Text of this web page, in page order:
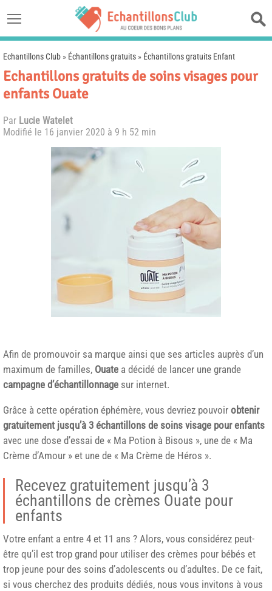
Echantillons Club » Échantillons gratuits » Échantillons gratuits Enfant
Echantillons gratuits de soins visages pour
enfants Ouate
Par Lucie Watelet
Modifié le 16 janvier 2020 à 9 h 52 min
Afin de promouvoir sa marque ainsi que ses articles auprès d’un
maximum de familles, Ouate a décidé de lancer une grande
campagne d’échantillonnage sur internet.
Grâce à cette opération éphémère, vous devriez pouvoir obtenir
gratuitement jusqu’à 3 échantillons de soins visage pour enfants
avec une dose d’essai de « Ma Potion à Bisous », une de « Ma
Crème d’Amour » et une de « Ma Crème de Héros ».
Recevez gratuitement jusqu’à 3
échantillons de crèmes Ouate pour
enfants
Votre enfant a entre 4 et 11 ans ? Alors, vous considérez peut-
être qu’il est trop grand pour utiliser des crèmes pour bébés et
trop jeune pour des soins d’adolescents ou d’adultes. De ce fait,
si vous cherchez des produits dédiés, nous vous invitons à vous